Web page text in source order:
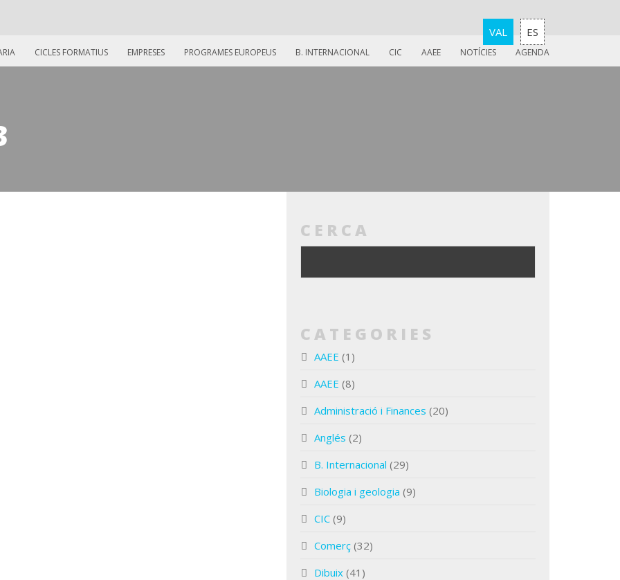
VAL ES
CICLES FORMATIUS EMPRESES PROGRAMES EUROPEUS B. INTERNACIONAL CIC AAEE NOTÍCIES AGENDA
CERCA
CATEGORIES
AAEE (1)
AAEE (8)
Administració i Finances (20)
Anglés (2)
B. Internacional (29)
Biologia i geologia (9)
CIC (9)
Comerç (32)
Dibuix (41)